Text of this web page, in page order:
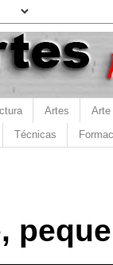
Artes Arte
Técnicas